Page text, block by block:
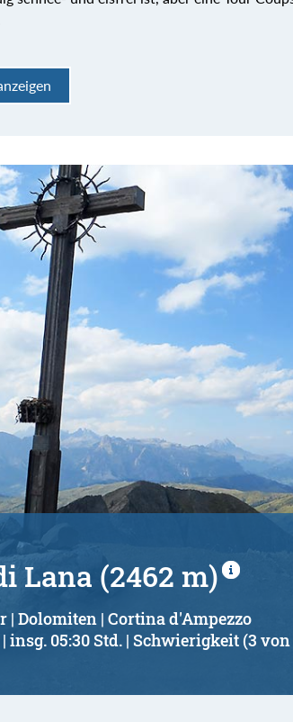
Lana (2462 m)
| Dolomiten | Cortina d'Ampezzo
insg. 05:30 Std. | Schwierigkeit (3 von